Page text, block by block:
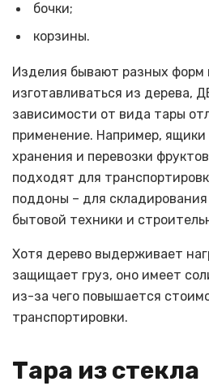
бочки;
корзины.
Изделия бывают разных форм
изготавливаться из дерева,
зависимости от вида тары
применение. Например, ящики
хранения и перевозки
подходят для
поддоны – для
бытовой техники и
Хотя дерево выдерживает
защищает груз, оно имеет
из-за чего повышается
транспортировки.
Тара из стекла